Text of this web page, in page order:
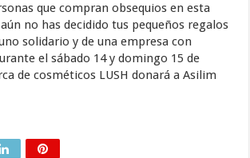
que compran obsequios en esta
no has decidido tus pequeños regalos
solidario y de una empresa con
el sábado 14 y domingo 15 de
de cosméticos LUSH donará a Asilim